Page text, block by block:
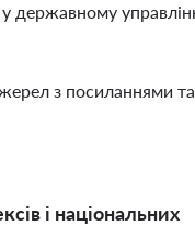
державному
з посиланнями та
і національних